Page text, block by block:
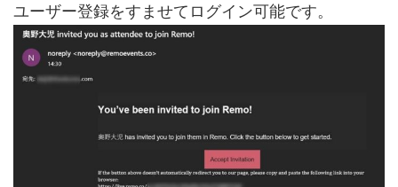
ユーザー登録をすませてログイン可能です。